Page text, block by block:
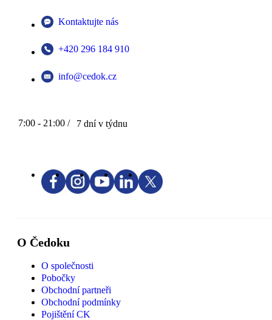
Kontaktujte nás
+420 296 184 910
info@cedok.cz
7:00 - 21:00 / 7 dní v týdnu
O Čedoku
O společnosti
Pobočky
Obchodní partneři
Obchodní podmínky
Pojištění CK